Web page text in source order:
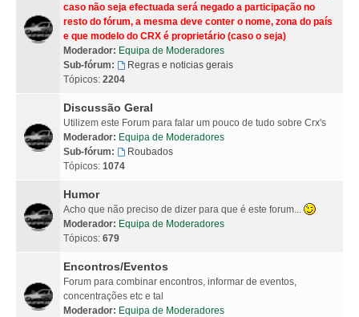
caso não seja efectuada será negado a participação no
resto do fórum, a mesma deve conter o nome, zona do país
e que modelo do CRX é proprietário (caso o seja)
Moderador: Equipa de Moderadores
Sub-fórum:
Regras e noticias gerais
Tópicos: 2204
Discussão Geral
Utilizem este Forum para falar um pouco de tudo sobre Crx's
Moderador: Equipa de Moderadores
Sub-fórum:
Roubados
Tópicos: 1074
Humor
Acho que não preciso de dizer para que é este forum...
Moderador: Equipa de Moderadores
Tópicos: 679
Encontros/Eventos
Forum para combinar encontros, informar de eventos,
concentrações etc e tal
Moderador: Equipa de Moderadores